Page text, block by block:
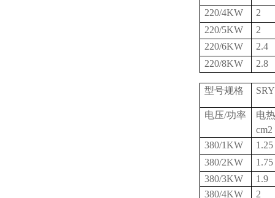
220/4KW
2
220/5KW
2
220/6KW
2.4
220/8KW
2.8
型号规格
电压/功率
电
cm2
380/1KW
1.25
380/2KW
1.75
380/3KW
1.9
380/4KW
2